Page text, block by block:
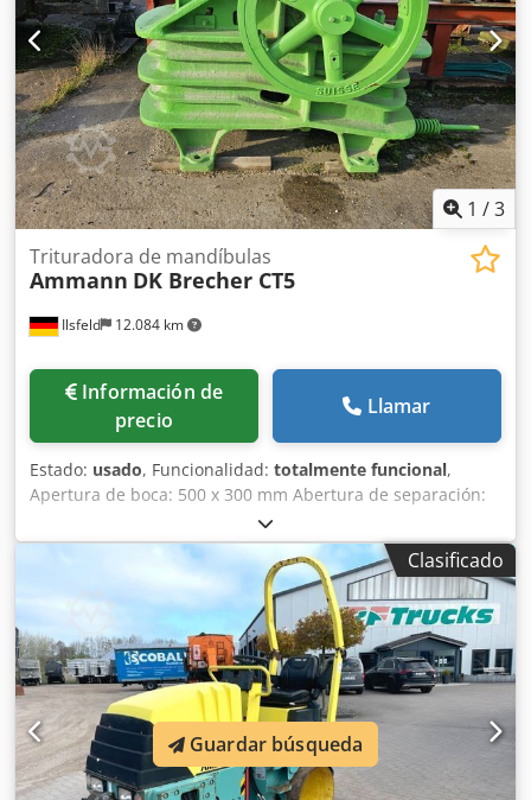
1 /3
Ilsfeld 12.084 km
Trituradora de mandíbulas
Ammann DK Brecher CT5
Información de
precio
Llamar
Estado: usado, Funcionalidad: totalmente funcional,
Apertura de boca: 500 x 300 mm Abertura de separación:
30 - 80 mm Dedpjy Tyaqofx Ak Uskr Peso: 6.100 kg
Requisito de potencia: 22 kW La máquina ha sido
completamente reacondicionada en el taller, equipada con
nuevas mandíbulas de trituración y nuevas cuñas
Clasificado
Guardar búsqueda